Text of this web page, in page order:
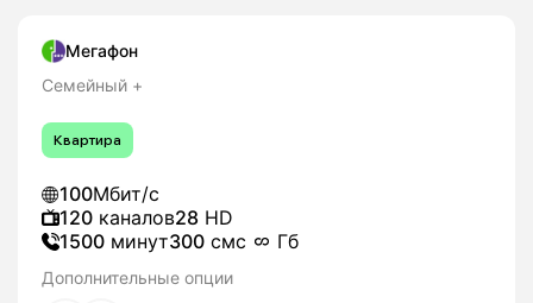
Мегафон
Семейный +
Квартира
100Мбит/с
120 каналов28 HD
1500 минут300 смс Гб
Дополнительные опции